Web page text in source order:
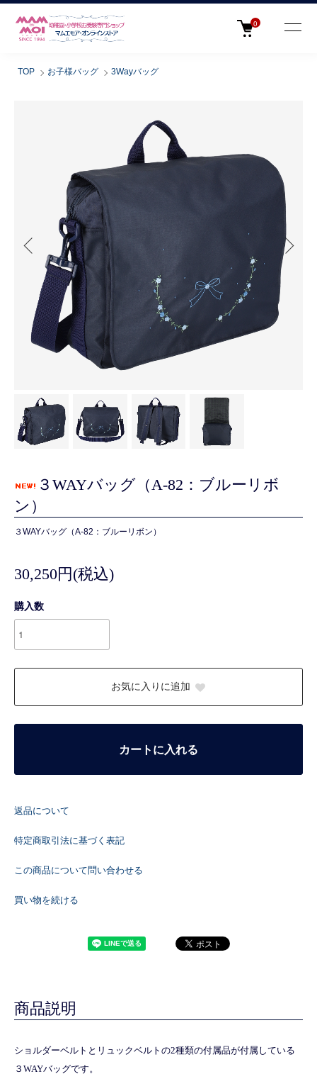
0
TOP お子様バッグ 3Wayバッグ
３WAYバッグ（A-82：ブルーリボ
ン）
３WAYバッグ（A-82：ブルーリボン）
30,250円(税込)
購入数
お気に入りに追加
カートに入れる
返品について
特定商取引法に基づく表記
この商品について問い合わせる
買い物を続ける
商品説明
ショルダーベルトとリュックベルトの2種類の付属品が付属している
３WAYバッグです。